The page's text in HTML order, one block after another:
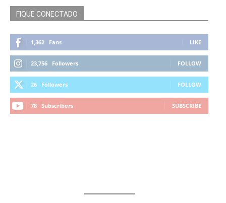
FIQUE CONECTADO
1,362 Fans LIKE
23,756 Followers FOLLOW
26 Followers FOLLOW
78 Subscribers SUBSCRIBE